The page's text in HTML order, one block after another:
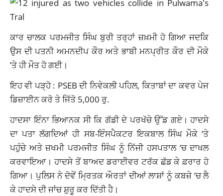
ਕਾਰ ਚਾਲਕ ਪਰਮਜੀਤ ਸਿੰਘ ਬੁਰੀ ਤਰ੍ਹਾਂ ਜ਼ਖ਼ਮੀ ਹੋ ਗਿਆ ਜਦਕਿ
ਉਸ ਦੀ ਪਤਨੀ ਅਮਨਦੀਪ ਕੌਰ ਅਤੇ ਭਾਬੀ ਮਨਪ੍ਰੀਤ ਕੌਰ ਦੀ ਮੌਕੇ
’ਤੇ ਹੀ ਮੌਤ ਹੋ ਗਈ।
ਇਹ ਵੀ ਪੜ੍ਹੋ : PSEB ਦੀ ਨਿਵੇਕਲੀ ਪਹਿਲ, ਕਿਤਾਬਾਂ ਦਾ ਕਵਰ ਪੇਜ
ਡਿਜ਼ਾਈਨ ਕਰੋ ਤੇ ਜਿੱਤੋ 5,000 ਰੁ.
ਹਾਦਸਾ ਇੰਨਾ ਭਿਆਨਕ ਸੀ ਕਿ ਗੱਡੀ ਦੇ ਪਰਖੱਚੇ ਉੱਡ ਗਏ। ਹਾਦਸੇ
ਦਾ ਪਤਾ ਲੱਗਦਿਆਂ ਹੀ ਸਬ-ਇੰਸਪੈਕਟਰ ਇਕਬਾਲ ਸਿੰਘ ਮੌਕੇ ‘ਤੇ
ਪਹੁੰਚੇ ਅਤੇ ਜ਼ਖਮੀ ਪਰਮਜੀਤ ਸਿੰਘ ਨੂੰ ਨਿੱਜੀ ਹਸਪਤਾਲ ‘ਚ ਦਾਖਲ
ਕਰਵਾਇਆ। ਹਾਦਸੇ ਤੋਂ ਬਾਅਦ ਡਰਾਈਵਰ ਟਰੱਕ ਛੱਡ ਕੇ ਫ਼ਰਾਰ ਹੋ
ਗਿਆ। ਪੁਲਿਸ ਨੇ ਦੋਵੇਂ ਮ੍ਰਿਤਕ ਔਰਤਾਂ ਦੀਆਂ ਲਾਸ਼ਾਂ ਨੂੰ ਕਬਜ਼ੇ ‘ਚ ਲੈ
ਕੇ ਹਾਦਸੇ ਦੀ ਜਾਂਚ ਸ਼ੁਰੂ ਕਰ ਦਿੱਤੀ ਹੈ।